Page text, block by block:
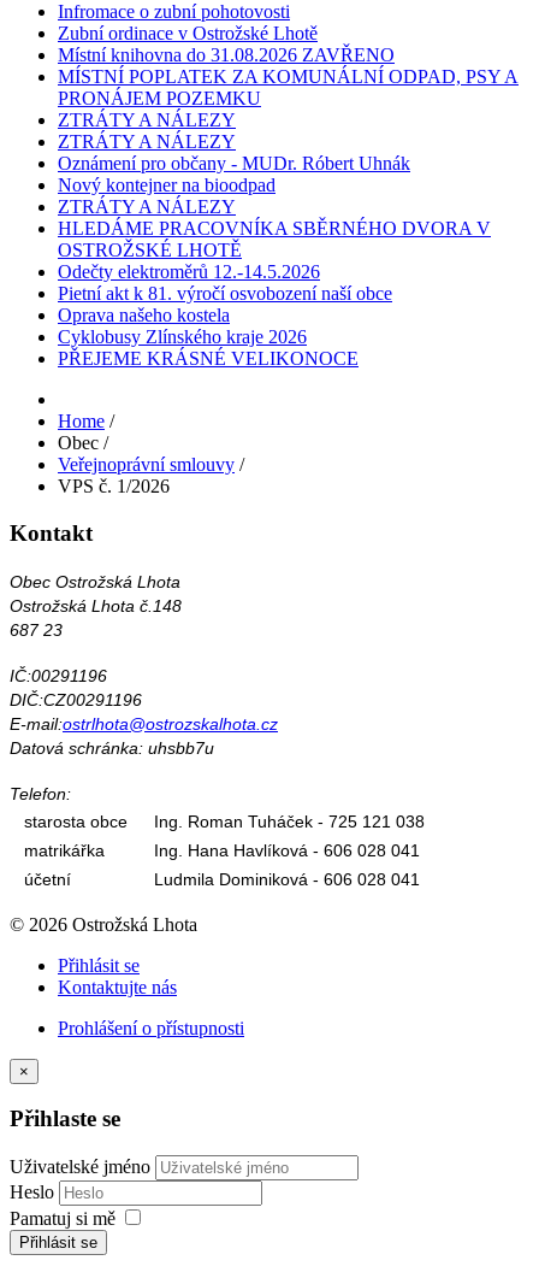
Infromace o zubní pohotovosti
Zubní ordinace v Ostrožské Lhotě
Místní knihovna do 31.08.2026 ZAVŘENO
MÍSTNÍ POPLATEK ZA KOMUNÁLNÍ ODPAD, PSY A
PRONÁJEM POZEMKU
ZTRÁTY A NÁLEZY
ZTRÁTY A NÁLEZY
Oznámení pro občany - MUDr. Róbert Uhnák
Nový kontejner na bioodpad
ZTRÁTY A NÁLEZY
HLEDÁME PRACOVNÍKA SBĚRNÉHO DVORA V
OSTROŽSKÉ LHOTĚ
Odečty elektroměrů 12.-14.5.2026
Pietní akt k 81. výročí osvobození naší obce
Oprava našeho kostela
Cyklobusy Zlínského kraje 2026
PŘEJEME KRÁSNÉ VELIKONOCE
Home /
Obec /
Veřejnoprávní smlouvy /
VPS č. 1/2026
Kontakt
Obec Ostrožská Lhota
Ostrožská Lhota č.148
687 23
IČ:00291196
DIČ:CZ00291196
E-mail:ostrlhota@ostrozskalhota.cz
Datová schránka: uhsbb7u
Telefon:
starosta obce
Ing. Roman Tuháček - 725 121 038
matrikářka
Ing. Hana Havlíková - 606 028 041
účetní
Ludmila Dominiková - 606 028 041
© 2026 Ostrožská Lhota
Přihlásit se
Kontaktujte nás
Prohlášení o přístupnosti
×
Přihlaste se
Uživatelské jméno
Heslo
Pamatuj si mě
Přihlásit se